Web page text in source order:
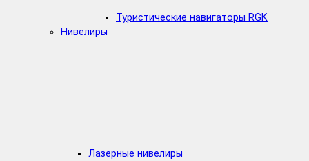
Туристические навигаторы RGK
Нивелиры
Лазерные нивелиры